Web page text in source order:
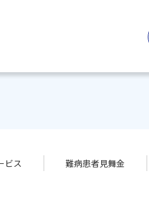
ビス 難病患者見舞金